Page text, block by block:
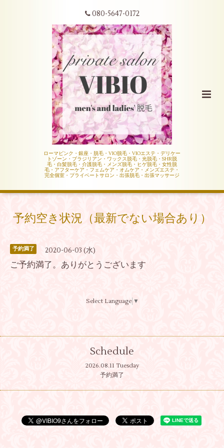
080-5647-0172
ローマピンク・銀座・脱毛・VIO脱毛・VIOエステ・デリケー
トゾーン・ブラジリアン・ワックス脱毛・光脱毛・SHR脱
毛・白髪脱毛・介護脱毛・メンズ脱毛・ヒゲ脱毛・女性脱
毛・アフターケア・フェムケア・オムケア・メンズエステ・
完全個室・プライベートサロン・出張脱毛・出張マッサージ
予約空き状況（最新でない場合あり）
予約満了 2020-06-03 (水)
ご予約満了。ありがとうございます
Select Language ▼
Schedule
2026.08.11 Tuesday
予約満了